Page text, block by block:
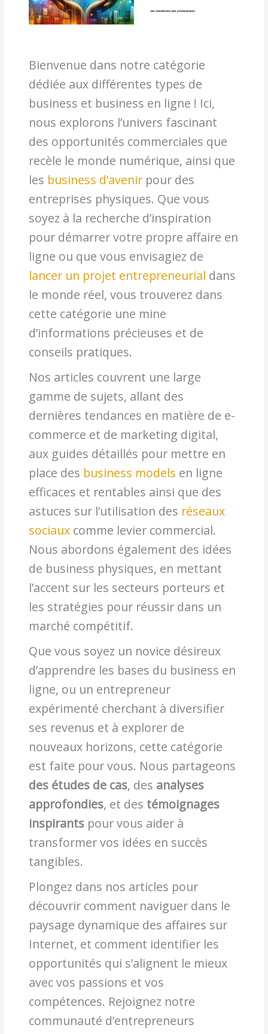
Bienvenue dans notre catégorie
dédiée aux différentes types de
business et business en ligne ! Ici,
nous explorons l’univers fascinant
des opportunités commerciales que
recèle le monde numérique, ainsi que
les business d’avenir pour des
entreprises physiques. Que vous
soyez à la recherche d’inspiration
pour démarrer votre propre affaire en
ligne ou que vous envisagiez de
lancer un projet entrepreneurial dans
le monde réel, vous trouverez dans
cette catégorie une mine
d’informations précieuses et de
conseils pratiques.
Nos articles couvrent une large
gamme de sujets, allant des
dernières tendances en matière de e-
commerce et de marketing digital,
aux guides détaillés pour mettre en
place des business models en ligne
efficaces et rentables ainsi que des
astuces sur l’utilisation des réseaux
sociaux comme levier commercial.
Nous abordons également des idées
de business physiques, en mettant
l’accent sur les secteurs porteurs et
les stratégies pour réussir dans un
marché compétitif.
Que vous soyez un novice désireux
d’apprendre les bases du business en
ligne, ou un entrepreneur
expérimenté cherchant à diversifier
ses revenus et à explorer de
nouveaux horizons, cette catégorie
est faite pour vous. Nous partageons
des études de cas, des analyses
approfondies, et des témoignages
inspirants pour vous aider à
transformer vos idées en succès
tangibles.
Plongez dans nos articles pour
découvrir comment naviguer dans le
paysage dynamique des affaires sur
Internet, et comment identifier les
opportunités qui s’alignent le mieux
avec vos passions et vos
compétences. Rejoignez notre
communauté d’entrepreneurs